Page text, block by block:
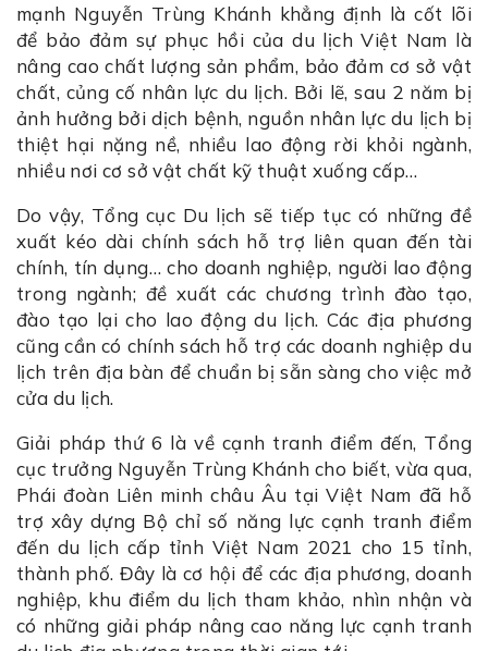
mạnh Nguyễn Trùng Khánh khẳng định là cốt lõi
để bảo đảm sự phục hồi của du lịch Việt Nam là
nâng cao chất lượng sản phẩm, bảo đảm cơ sở vật
chất, củng cố nhân lực du lịch. Bởi lẽ, sau 2 năm bị
ảnh hưởng bởi dịch bệnh, nguồn nhân lực du lịch bị
thiệt hại nặng nề, nhiều lao động rời khỏi ngành,
nhiều nơi cơ sở vật chất kỹ thuật xuống cấp…
Do vậy, Tổng cục Du lịch sẽ tiếp tục có những đề
xuất kéo dài chính sách hỗ trợ liên quan đến tài
chính, tín dụng… cho doanh nghiệp, người lao động
trong ngành; đề xuất các chương trình đào tạo,
đào tạo lại cho lao động du lịch. Các địa phương
cũng cần có chính sách hỗ trợ các doanh nghiệp du
lịch trên địa bàn để chuẩn bị sẵn sàng cho việc mở
cửa du lịch.
Giải pháp thứ 6 là về cạnh tranh điểm đến, Tổng
cục trưởng Nguyễn Trùng Khánh cho biết, vừa qua,
Phái đoàn Liên minh châu Âu tại Việt Nam đã hỗ
trợ xây dựng Bộ chỉ số năng lực cạnh tranh điểm
đến du lịch cấp tỉnh Việt Nam 2021 cho 15 tỉnh,
thành phố. Đây là cơ hội để các địa phương, doanh
nghiệp, khu điểm du lịch tham khảo, nhìn nhận và
có những giải pháp nâng cao năng lực cạnh tranh